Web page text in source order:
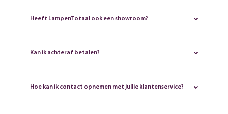
Heeft LampenTotaal ook een showroom?
Kan ik achteraf betalen?
Hoe kan ik contact opnemen met jullie klantenservice?